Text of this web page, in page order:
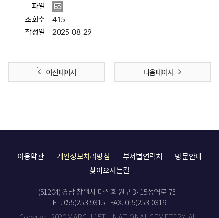
파일
조회수
415
작성일
2025-08-29
이전 페이지 다음 페이지
이용약관 개인정보처리방침 부서별연락처
방문안내
찾아오시는길
(51204) 경남 창원시 마산회원구 3·15성역로 75
TEL. 055)253-9315
FAX. 055)253-0319